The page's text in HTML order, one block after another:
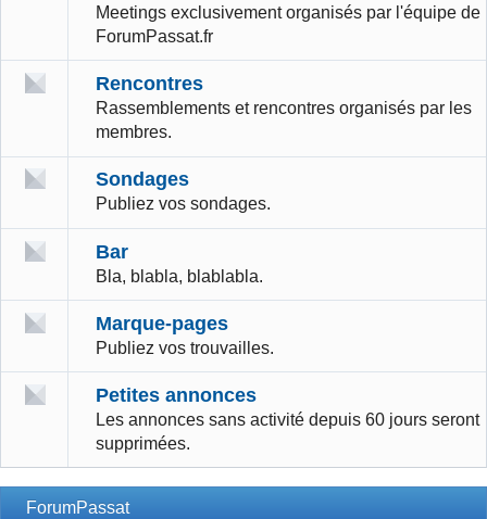
Meetings exclusivement organisés par l'équipe de
ForumPassat.fr
Rencontres
Rassemblements et rencontres organisés par les
membres.
Sondages
Publiez vos sondages.
Bar
Bla, blabla, blablabla.
Marque-pages
Publiez vos trouvailles.
Petites annonces
Les annonces sans activité depuis 60 jours seront
supprimées.
ForumPassat